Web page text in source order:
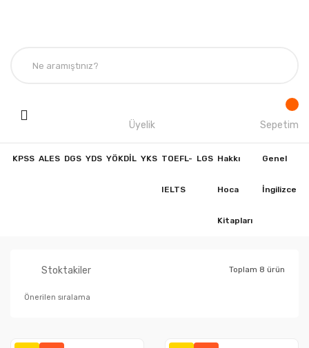
Üyelik Sepetim
KPSS ALES DGS YDS YÖKDİL YKS TOEFL-
IELTS
LGS Hakkı
Hoca
Kitapları
Genel
İngilizce
Stoktakiler Toplam 8 ürün